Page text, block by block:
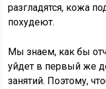
разгладятся, кожа
похудеют.
Мы знаем, как бы
уйдет в первый же
занятий. Поэтому,